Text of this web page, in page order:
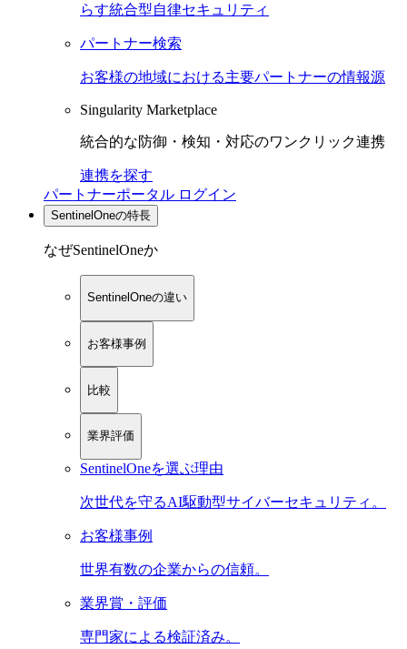
らす統合型自律セキュリティ
パートナー検索
お客様の地域における主要パートナーの情報源
Singularity Marketplace
統合的な防御・検知・対応のワンクリック連携
連携を探す
パートナーポータル ログイン
SentinelOneの特長
なぜSentinelOneか
SentinelOneの違い
お客様事例
比較
業界評価
SentinelOneを選ぶ理由
次世代を守るAI駆動型サイバーセキュリティ。
お客様事例
世界有数の企業からの信頼。
業界賞・評価
専門家による検証済み。